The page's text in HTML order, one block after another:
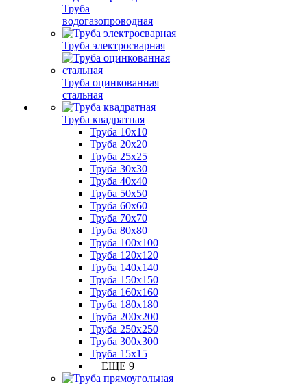
Труба
водогазопроводная
Труба электросварная
Труба оцинкованная
стальная
Труба квадратная
Труба 10x10
Труба 20x20
Труба 25x25
Труба 30x30
Труба 40x40
Труба 50x50
Труба 60x60
Труба 70x70
Труба 80x80
Труба 100x100
Труба 120x120
Труба 140x140
Труба 150x150
Труба 160x160
Труба 180x180
Труба 200x200
Труба 250x250
Труба 300x300
Труба 15x15
+ ЕЩЕ 9